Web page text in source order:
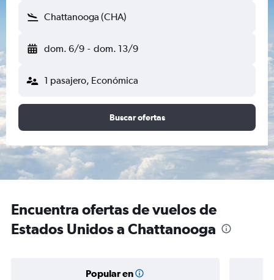
Chattanooga (CHA)
dom. 6/9 - dom. 13/9
1 pasajero, Económica
Buscar ofertas
Encuentra ofertas de vuelos de
Estados Unidos a Chattanooga
Popular en